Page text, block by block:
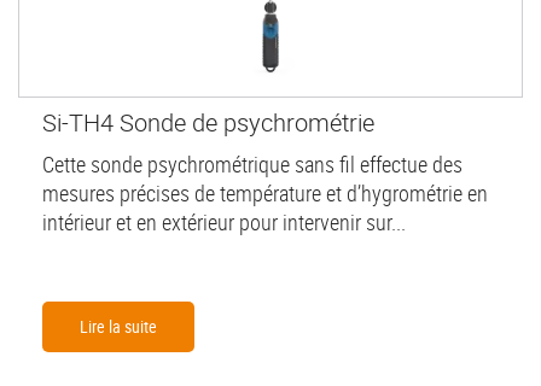
Si-TH4 Sonde de psychrométrie
Cette sonde psychrométrique sans fil effectue des
mesures précises de température et d’hygrométrie en
intérieur et en extérieur pour intervenir sur...
Lire la suite